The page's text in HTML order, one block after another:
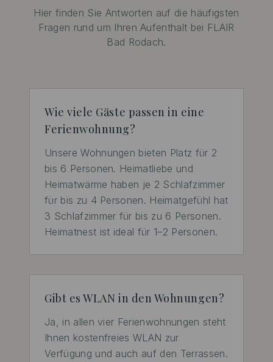
Hier finden Sie Antworten auf die häufigsten
Fragen rund um Ihren Aufenthalt bei FLAIR
Bad Rodach.
Wie viele Gäste passen in eine
Ferienwohnung?
Unsere Wohnungen bieten Platz für 2
bis 6 Personen. Heimatliebe und
Heimatwärme haben je 2 Schlafzimmer
für bis zu 4 Personen. Heimatgefühl hat
3 Schlafzimmer für bis zu 6 Personen.
Heimatnest ist ideal für 1–2 Personen.
Gibt es WLAN in den Wohnungen?
Ja, in allen vier Ferienwohnungen steht
Ihnen kostenfreies WLAN zur
Verfügung und auch auf den Terrassen.